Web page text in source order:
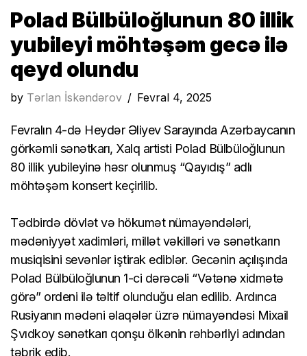
Polad Bülbüloğlunun 80 illik
yubileyi möhtəşəm gecə ilə
qeyd olundu
by Tərlan İskəndərov Fevral 4, 2025
Fevralın 4-də Heydər Əliyev Sarayında Azərbaycanın
görkəmli sənətkarı, Xalq artisti Polad Bülbüloğlunun
80 illik yubileyinə həsr olunmuş “Qayıdış” adlı
möhtəşəm konsert keçirilib.
Tədbirdə dövlət və hökumət nümayəndələri,
mədəniyyət xadimləri, millət vəkilləri və sənətkarın
musiqisini sevənlər iştirak ediblər. Gecənin açılışında
Polad Bülbüloğlunun 1-ci dərəcəli “Vətənə xidmətə
görə” ordeni ilə təltif olunduğu elan edilib. Ardınca
Rusiyanın mədəni əlaqələr üzrə nümayəndəsi Mixail
Şvıdkoy sənətkarı qonşu ölkənin rəhbərliyi adından
təbrik edib.